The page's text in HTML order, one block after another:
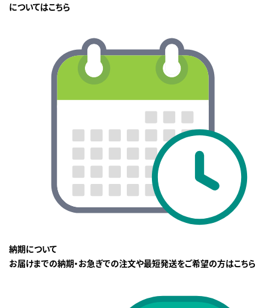
についてはこちら
納期について
お届けまでの納期・お急ぎでの注文や最短発送をご希望の方はこちら